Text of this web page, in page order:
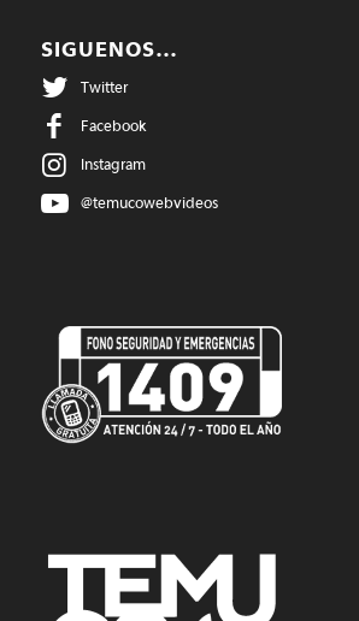
SIGUENOS…
Twitter
Facebook
Instagram
@temucowebvideos